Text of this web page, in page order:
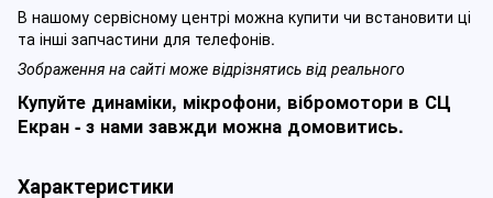
В нашому сервісному центрі можна купити чи встановити ці
та інші запчастини для телефонів.
Зображення на сайті може відрізнятись від реального
Купуйте динаміки, мікрофони, вібромотори в СЦ
Екран - з нами завжди можна домовитись.
Характеристики